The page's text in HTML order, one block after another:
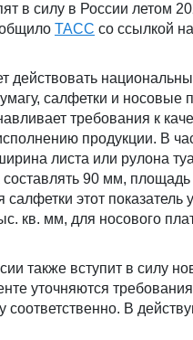
в силу в России летом
ТАСС со ссылкой
действовать
салфетки и носовые
требования к
продукции. В
листа или рулона
90 мм,
этот показатель
кв. мм, для носового
также вступит в силу
уточняются
соответственно. В